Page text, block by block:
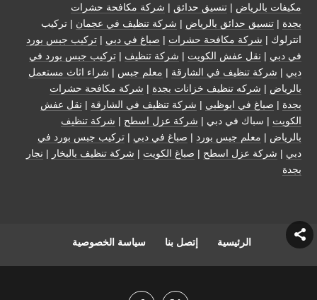
مكيفات بالرياض | تنسيق حدائق | شركة مكافحة حشرات
بجدة | تنسيق حدائق بالرياض | شركة تنظيف في عجمان | تركيب
انترلوك | شركة مكافحة حشرات | صباغ في دبي | تركيب جبس بورد
في دبي | نقل عفش الكويت | شركة تنظيف | تركيب جبس بورد في
دبي | شركة تنظيف في الشارقة | معلم جبس | شراء اثاث مستعمل
بالرياض | شركه تنظيف خزانات بجدة | شركة مكافحة حشرات
بجدة | صباغ في ابوظبي | شركة تنظيف في الشارقة | نقل عفش
الكويت | سباك في دبي | شركة عزل اسطح | شركة تنظيف
بالرياض | معلم جبس بورد | صباغ في دبي | تركيب جبس بورد في
دبي | شركة عزل اسطح | صباغ الكويت | شركة تنظيف بالبخار | نجار
بجدة
الرئيسية إتصل بنا سياسة الخصوصية